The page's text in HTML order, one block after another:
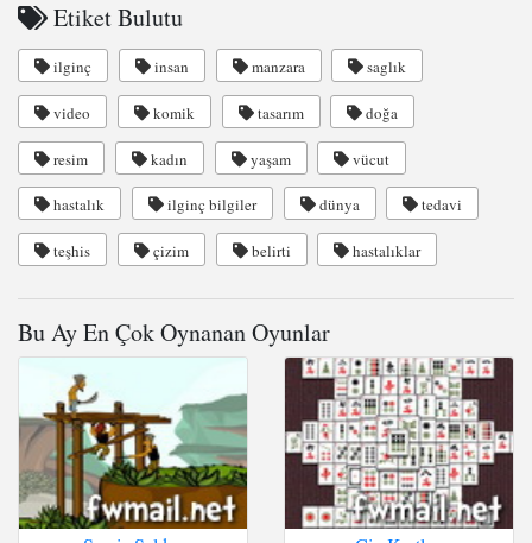
Etiket Bulutu
ilginç insan manzara saglık
video komik tasarım doğa
resim kadın yaşam vücut
hastalık ilginç bilgiler dünya tedavi
teşhis çizim belirti hastalıklar
Bu Ay En Çok Oynanan Oyunlar